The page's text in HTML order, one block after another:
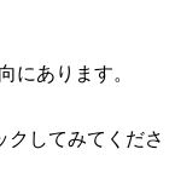
にあります。
クしてみてくださ